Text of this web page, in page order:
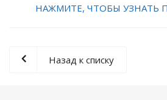
НАЖМИТЕ, ЧТОБЫ УЗНАТЬ
Назад к списку